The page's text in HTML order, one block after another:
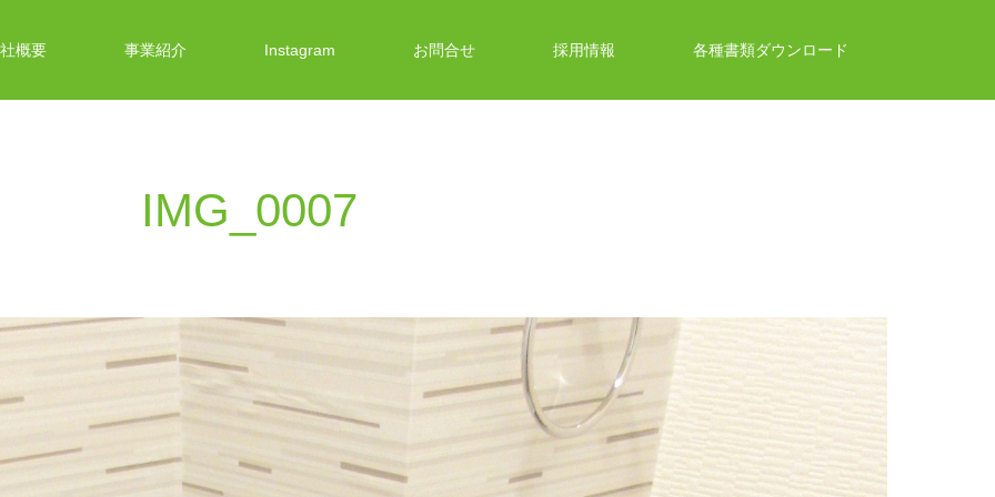
概要 事業紹介 Instagram お問合せ 採用情報 各種書類ダウンロード
IMG_0007